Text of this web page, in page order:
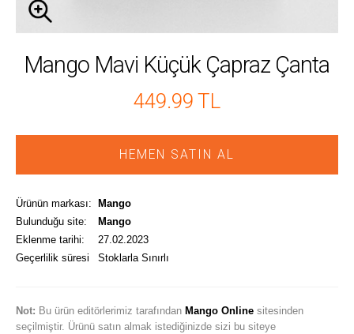
Mango Mavi Küçük Çapraz Çanta
449.99 TL
HEMEN SATIN AL
Ürünün markası:
Mango
Bulunduğu site:
Mango
Eklenme tarihi:
27.02.2023
Geçerlilik süresi
Stoklarla Sınırlı
Not: Bu ürün editörlerimiz tarafından Mango Onlinesitesinden
seçilmiştir. Ürünü satın almak istediğinizde sizi bu siteye